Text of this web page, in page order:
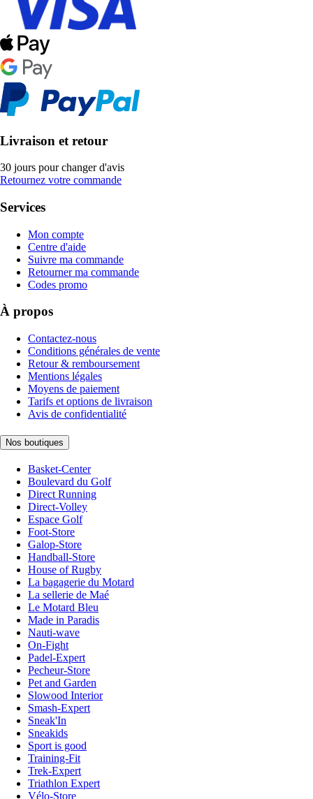
Livraison et retour
30 jours pour changer d'avis
Retournez votre commande
Services
Mon compte
Centre d'aide
Suivre ma commande
Retourner ma commande
Codes promo
À propos
Contactez-nous
Conditions générales de vente
Retour & remboursement
Mentions légales
Moyens de paiement
Tarifs et options de livraison
Avis de confidentialité
Nos boutiques
Basket-Center
Boulevard du Golf
Direct Running
Direct-Volley
Espace Golf
Foot-Store
Galop-Store
Handball-Store
House of Rugby
La bagagerie du Motard
La sellerie de Maé
Le Motard Bleu
Made in Paradis
Nauti-wave
On-Fight
Padel-Expert
Pecheur-Store
Pet and Garden
Slowood Interior
Smash-Expert
Sneak'In
Sneakids
Sport is good
Training-Fit
Trek-Expert
Triathlon Expert
Vélo-Store